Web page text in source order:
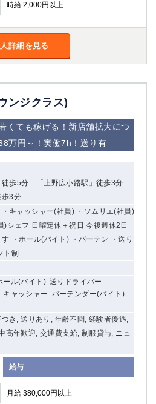
時給 2,000円以上
詳細を見る
ンジクラス)
くても稼げる！新店舗拡大につ
万円～！実働7h！送り有
徒歩5分 「上野広小路駅」徒歩3分
歩3分
・キャッシャー(社員) ・ソムリエ(社員)
)シェフ 日曜定休＋祝日 今後週休2日
・ホール(バイト) ・バーテン ・送り
ト制
ール(バイト) 送りドライバー
キャッシャー バーテンダー(バイト)
つき, 送りあり, 年齢不問, 経験者優遇,
高年歓迎, 交通費支給, 制服貸与, ニュ
給与
月給 380,000円以上